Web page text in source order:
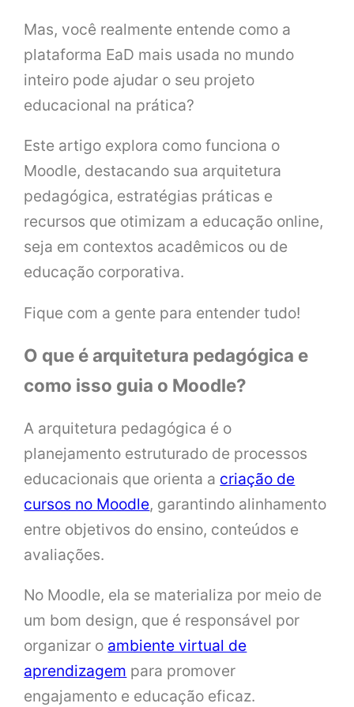
Mas, você realmente entende como a
plataforma EaD mais usada no mundo
inteiro pode ajudar o seu projeto
educacional na prática?
Este artigo explora como funciona o
Moodle, destacando sua arquitetura
pedagógica, estratégias práticas e
recursos que otimizam a educação online,
seja em contextos acadêmicos ou de
educação corporativa.
Fique com a gente para entender tudo!
O que é arquitetura pedagógica e
como isso guia o Moodle?
A arquitetura pedagógica é o
planejamento estruturado de processos
educacionais que orienta a criação de
cursos no Moodle, garantindo alinhamento
entre objetivos do ensino, conteúdos e
avaliações.
No Moodle, ela se materializa por meio de
um bom design, que é responsável por
organizar o ambiente virtual de
aprendizagem para promover
engajamento e educação eficaz.